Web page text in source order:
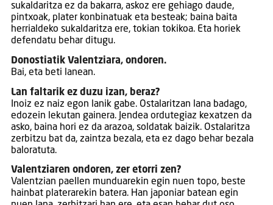
sukaldaritza ez da bakarra, askoz ere gehiago daude,
pintxoak, plater konbinatuak eta besteak; baina baita
herrialdeko sukaldaritza ere, tokian tokikoa. Eta horiek
defendatu behar ditugu.
Donostiatik Valentziara, ondoren.
Bai, eta beti lanean.
Lan faltarik ez duzu izan, beraz?
Inoiz ez naiz egon lanik gabe. Ostalaritzan lana badago,
edozein lekutan gainera. Jendea ordutegiaz kexatzen da
asko, baina hori ez da arazoa, soldatak baizik. Ostalaritza
zerbitzu bat da, zaintza bezala, eta ez dago behar bezala
baloratuta.
Valentziaren ondoren, zer etorri zen?
Valentzian paellen munduarekin egin nuen topo, beste
hainbat platerarekin batera. Han japoniar batean egin